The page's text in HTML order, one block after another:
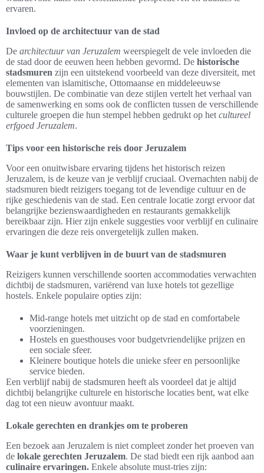
ervaren.
Invloed op de architectuur van de stad
De architectuur van Jeruzalem weerspiegelt de vele invloeden die
de stad door de eeuwen heen hebben gevormd. De historische
stadsmuren zijn een uitstekend voorbeeld van deze diversiteit, met
elementen van islamitische, Ottomaanse en middeleeuwse
bouwstijlen. De combinatie van deze stijlen vertelt het verhaal van
de samenwerking en soms ook de conflicten tussen de verschillende
culturele groepen die hun stempel hebben gedrukt op het cultureel
erfgoed Jeruzalem.
Tips voor een historische reis door Jeruzalem
Voor een onuitwisbare ervaring tijdens het historisch reizen
Jeruzalem, is de keuze van je verblijf cruciaal. Overnachten nabij de
stadsmuren biedt reizigers toegang tot de levendige cultuur en de
rijke geschiedenis van de stad. Een centrale locatie zorgt ervoor dat
belangrijke bezienswaardigheden en restaurants gemakkelijk
bereikbaar zijn. Hier zijn enkele suggesties voor verblijf en culinaire
ervaringen die deze reis onvergetelijk zullen maken.
Waar je kunt verblijven in de buurt van de stadsmuren
Reizigers kunnen verschillende soorten accommodaties verwachten
dichtbij de stadsmuren, variërend van luxe hotels tot gezellige
hostels. Enkele populaire opties zijn:
Mid-range hotels met uitzicht op de stad en comfortabele
voorzieningen.
Hostels en guesthouses voor budgetvriendelijke prijzen en
een sociale sfeer.
Kleinere boutique hotels die unieke sfeer en persoonlijke
service bieden.
Een verblijf nabij de stadsmuren heeft als voordeel dat je altijd
dichtbij belangrijke culturele en historische locaties bent, wat elke
dag tot een nieuw avontuur maakt.
Lokale gerechten en drankjes om te proberen
Een bezoek aan Jeruzalem is niet compleet zonder het proeven van
de lokale gerechten Jeruzalem. De stad biedt een rijk aanbod aan
culinaire ervaringen. Enkele absolute must-tries zijn: